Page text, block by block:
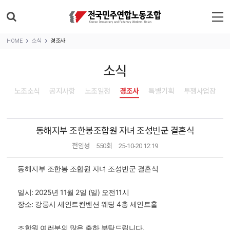
HOME 소식 경조사
소식
노조소식 공지사항 노조일정 경조사 특별기획 투쟁사업장
동해지부 조한봉조합원 자녀 조성빈군 결혼식
전임성 550회 25-10-20 12:19
동해지부 조한봉 조합원 자녀 조성빈군 결혼식
일시: 2025년 11월 2일 (일) 오전11시
장소: 강릉시 세인트컨벤션 웨딩 4층 세인트홀
조합원 여러분의 많은 축하 부탁드립니다.